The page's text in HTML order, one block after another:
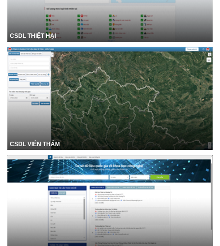
CSDL THIỆT HẠI
CSDL VIỄN THÁM